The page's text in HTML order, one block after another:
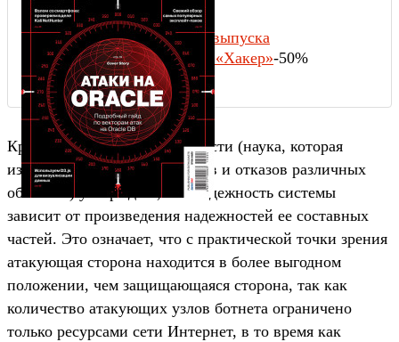
Содержание выпуска
Подписка на «Хакер»-50%
Кроме этого, теория надежности (наука, которая
изучает закономерности сбоев и отказов различных
объектов) утверждает, что надежность системы
зависит от произведения надежностей ее составных
частей. Это означает, что с практической точки зрения
атакующая сторона находится в более выгодном
положении, чем защищающаяся сторона, так как
количество атакующих узлов ботнета ограничено
только ресурсами сети Интернет, в то время как